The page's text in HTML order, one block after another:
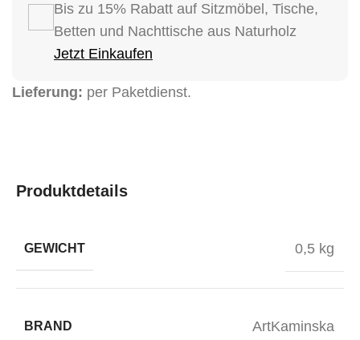
Bis zu 15% Rabatt auf Sitzmöbel, Tische,
Betten und Nachttische aus Naturholz
Jetzt Einkaufen
Lieferung: per Paketdienst.
Produktdetails
GEWICHT 0,5 kg
BRAND ArtKaminska